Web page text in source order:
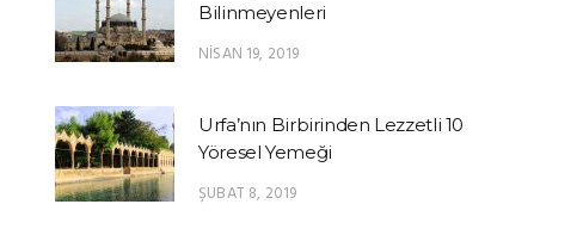
Bilinmeyenleri
NISAN 19, 2019
Urfa’nın Birbirinden Lezzetli 10
Yöresel Yemeği
ŞUBAT 8, 2019